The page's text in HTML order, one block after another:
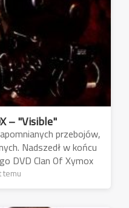
– "Visible"
przebojów,
Nadszedł w końcu
DVD Clan Of Xymox
temu